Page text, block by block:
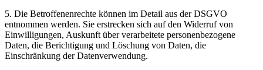
5. Die Betroffenenrechte können im Detail aus der DSGVO
entnommen werden. Sie erstrecken sich auf den Widerruf von
Einwilligungen, Auskunft über verarbeitete personenbezogene
Daten, die Berichtigung und Löschung von Daten, die
Einschränkung der Datenverwendung.